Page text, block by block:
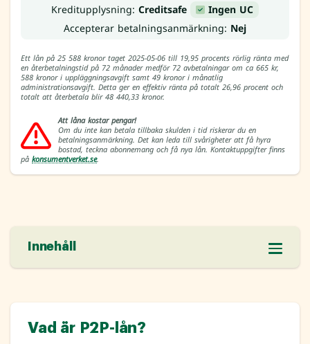
Kreditupplysning:Creditsafe
Ingen UC
Accepterar betalningsanmärkning: Nej
Ett lån på 25 588 kronor taget 2025-05-06 till 19,95 procents rörlig ränta med
en återbetalningstid på 72 månader medför 72 avbetalningar om ca 665 kr,
588 kronor i uppläggningsavgift samt 49 kronor i månatlig
administrationsavgift. Detta ger en effektiv ränta på totalt 26,96 procent och
totalt att återbetala blir 48 440,33 kronor.
Att låna kostar pengar!
Om du inte kan betala tillbaka skulden i tid riskerar du en
betalningsanmärkning. Det kan leda till svårigheter att få hyra
bostad, teckna abonnemang och få nya lån. Kontaktuppgifter finns
på konsumentverket.se.
Innehåll
Vad är P2P-lån?